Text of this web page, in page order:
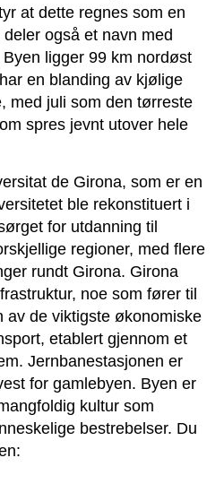
at dette regnes som en
også et navn med
ligger 99 km nordøst
en blanding av kjølige
med juli som den tørreste
spres jevnt utover hele
de Girona, som er en
ble rekonstituert i
for utdanning til
regioner, med flere
rundt Girona. Girona
noe som fører til
av de viktigste økonomiske
etablert gjennom et
Jernbanestasjonen er
for gamlebyen. Byen er
kultur som
bestrebelser. Du